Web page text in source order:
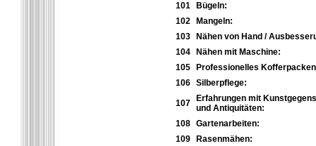
101
Bügeln:
102
Mangeln:
103
Nähen von Hand /
104
Nähen mit Maschine:
105
Professionelles
106
Silberpflege:
107
Erfahrungen mit
und Antiquitäten:
108
Gartenarbeiten:
109
Rasenmähen: